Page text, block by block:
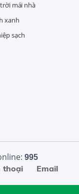
mái nhà
xanh
sạch
995
Email
thoại